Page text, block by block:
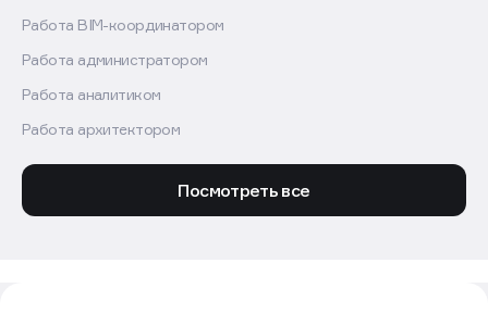
Работа BIM-координатором
Работа администратором
Работа аналитиком
Работа архитектором
Посмотреть все